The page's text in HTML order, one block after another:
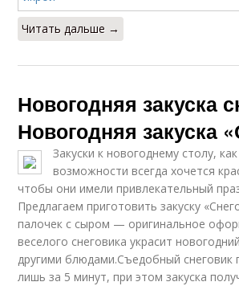
Читать дальше →
Новогодняя закуска
Новогодняя закуска
Закуски к новогоднему столу,
возможности всегда хочется
чтобы они имели привлекательный
Предлагаем приготовить закуску
палочек с сыром — оригинальное
веселого снеговика украсит
другими блюдами.Съедобный снеговик
лишь за 5 минут, при этом закуска